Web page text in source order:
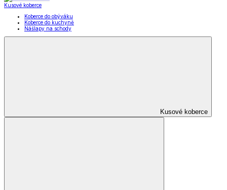
Kusové koberce
Koberce do obýváku
Koberce do kuchyně
Nášlapy na schody
Kusové koberce